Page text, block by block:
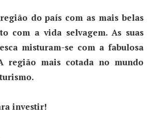
do país com as mais belas
com a vida selvagem. As suas
misturam-se com a fabulosa
região mais cotada no mundo
investir!